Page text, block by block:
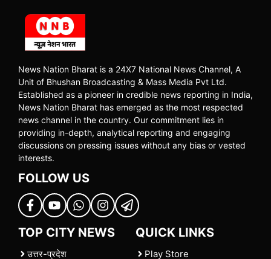
News Nation Bharat is a 24X7 National News Channel, A
Unit of Bhushan Broadcasting & Mass Media Pvt Ltd.
Established as a pioneer in credible news reporting in India,
News Nation Bharat has emerged as the most respected
news channel in the country. Our commitment lies in
providing in-depth, analytical reporting and engaging
discussions on pressing issues without any bias or vested
interests.
FOLLOW US
TOP CITY NEWS
उत्तर-प्रदेश
QUICK LINKS
Play Store